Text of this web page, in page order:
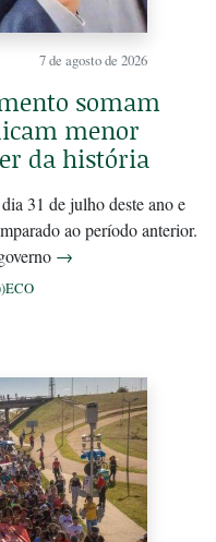
7 de agosto de 2026
somam
menor
da história
31 de julho deste ano e
ao período anterior.
→